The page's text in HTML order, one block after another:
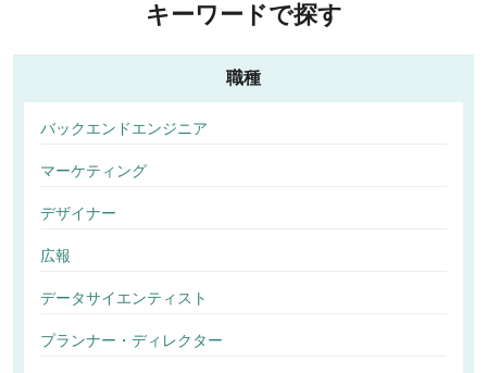
キーワードで探す
職種
バックエンドエンジニア
マーケティング
デザイナー
広報
データサイエンティスト
プランナー・ディレクター